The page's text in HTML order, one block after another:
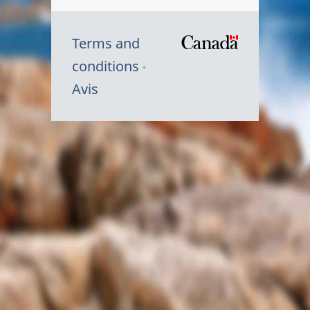
Terms and
conditions
Avis
Symbole
du
Canada